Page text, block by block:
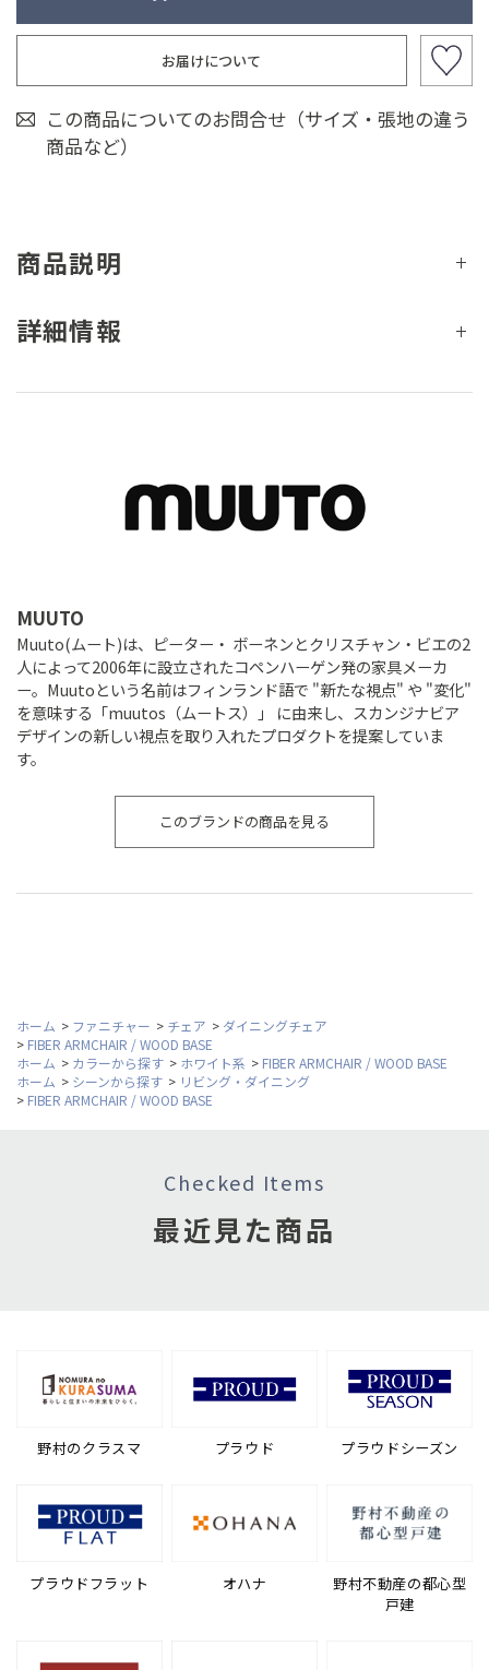
お届けについて
この商品についてのお問合せ（サイズ・張地の違う
商品など）
商品説明
詳細情報
MUUTO
Muuto(ムート)は、ピーター・ ボーネンとクリスチャン・ビエの2
人によって2006年に設立されたコペンハーゲン発の家具メーカ
ー。Muutoという名前はフィンランド語で "新たな視点" や "変化"
を意味する「muutos（ムートス）」 に由来し、スカンジナビア
デザインの新しい視点を取り入れたプロダクトを提案していま
す。
このブランドの商品を見る
ホーム > ファニチャー > チェア > ダイニングチェア
> FIBER ARMCHAIR / WOOD BASE
ホーム > カラーから探す > ホワイト系 > FIBER ARMCHAIR / WOOD BASE
ホーム > シーンから探す > リビング・ダイニング
> FIBER ARMCHAIR / WOOD BASE
Checked Items
最近見た商品
野村のクラスマ プラウド プラウドシーズン
プラウドフラット オハナ
野村不動産の都心型
戸建